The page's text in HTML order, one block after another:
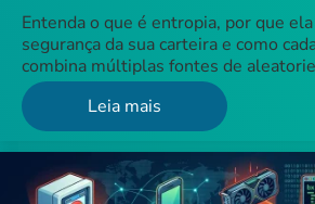
Entenda o que é entropia, por que
segurança da sua carteira e como
combina múltiplas fontes de
Leia mais